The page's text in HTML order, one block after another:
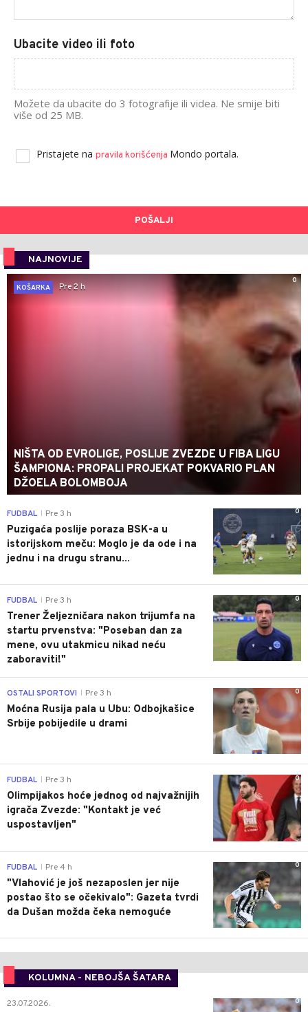
Ubacite video ili foto
Možete da ubacite do 3 fotografije ili videa. Ne smije biti
više od 25 MB.
Pristajete na pravila korišćenja Mondo portala.
POŠALJI
NAJNOVIJE
0
KOŠARKA
Pre 2 h
NIŠTA OD EVROLIGE, POSLIJE ZVEZDE U FIBA LIGU
ŠAMPIONA: PROPALI PROJEKAT POKVARIO PLAN
DŽOELA BOLOMBOJA
0
FUDBAL Pre 3 h
Puzigaća poslije poraza BSK-a u
istorijskom meču: Moglo je da ode i na
jednu i na drugu stranu...
0
FUDBAL Pre 3 h
Trener Željezničara nakon trijumfa na
startu prvenstva: "Poseban dan za
mene, ovu utakmicu nikad neću
zaboraviti!"
0
OSTALI SPORTOVI Pre 3 h
Moćna Rusija pala u Ubu: Odbojkašice
Srbije pobijedile u drami
0
FUDBAL Pre 3 h
Olimpijakos hoće jednog od najvažnijih
igrača Zvezde: "Kontakt je već
uspostavljen"
0
FUDBAL Pre 4 h
"Vlahović je još nezaposlen jer nije
postao što se očekivalo": Gazeta tvrdi
da Dušan možda čeka nemoguće
KOLUMNA - NEBOJŠA ŠATARA
0
23.07.2026.